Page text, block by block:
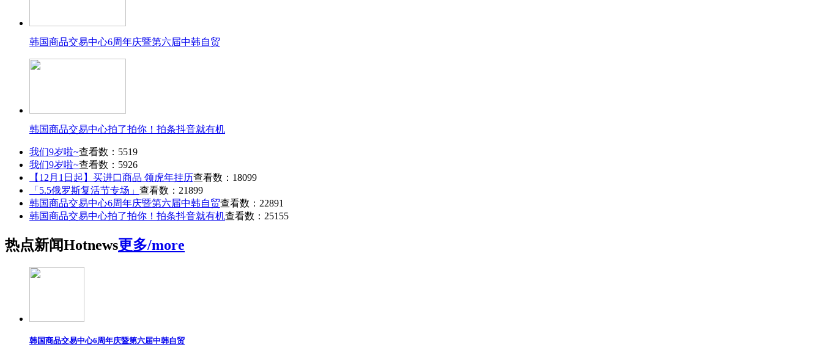
韩国商品交易中心6周年庆暨第六届中韩自贸
韩国商品交易中心拍了拍你！拍条抖音就有机
我们9岁啦~查看数：5519
我们9岁啦~查看数：5926
【12月1日起】买进口商品 领虎年挂历查看数：18099
「5.5俄罗斯复活节专场」 查看数：21899
韩国商品交易中心6周年庆暨第六届中韩自贸查看数：22891
韩国商品交易中心拍了拍你！拍条抖音就有机查看数：25155
热点新闻Hotnews更多/more
韩国商品交易中心6周年庆暨第六届中韩自贸